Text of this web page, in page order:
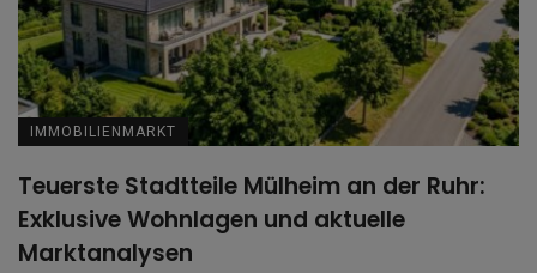
IMMOBILIENMARKT
Teuerste Stadtteile Mülheim an der Ruhr:
Exklusive Wohnlagen und aktuelle
Marktanalysen